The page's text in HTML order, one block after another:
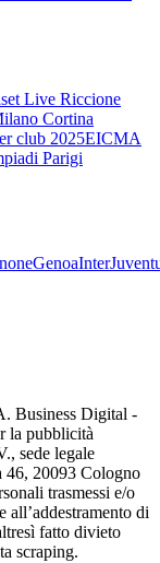
Live Riccione
Cortina
club 2025EICMA
Parigi
GenoaInter
Business Digital -
la pubblicità
sede legale
46, 20093 Cologno
trasmessi e/o
di
fatto divieto
scraping.